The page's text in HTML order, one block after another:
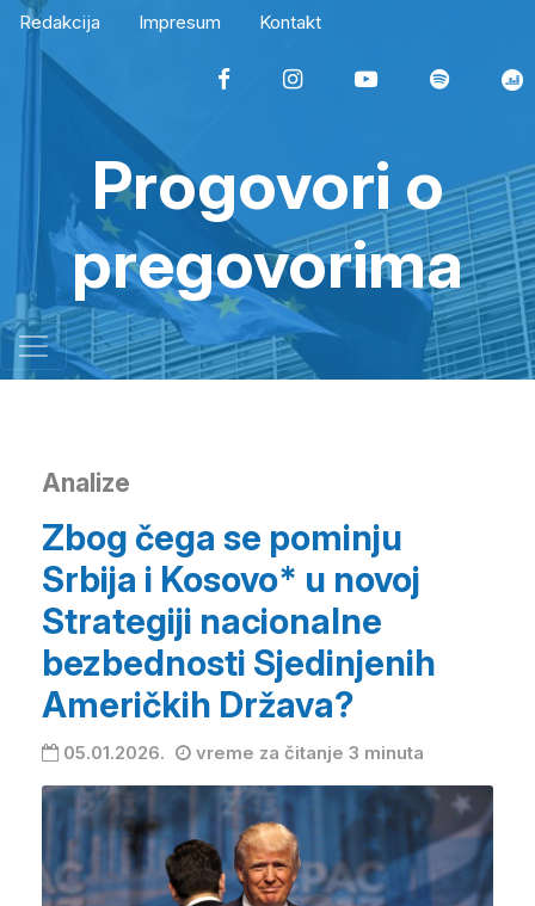
Redakcija Impresum Kontakt
Progovori o
pregovorima
Analize
Zbog čega se pominju
Srbija i Kosovo* u novoj
Strategiji nacionalne
bezbednosti Sjedinjenih
Američkih Država?
05.01.2026. vreme za čitanje 3 minuta